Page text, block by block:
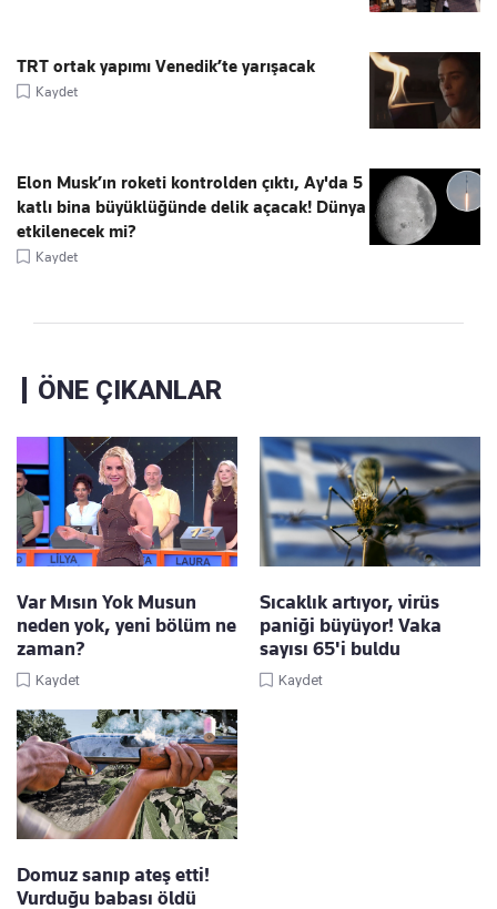
TRT ortak yapımı Venedik’te yarışacak
Kaydet
Elon Musk’ın roketi kontrolden çıktı, Ay'da 5
katlı bina büyüklüğünde delik açacak! Dünya
etkilenecek mi?
Kaydet
ÖNE ÇIKANLAR
Var Mısın Yok Musun
neden yok, yeni bölüm ne
zaman?
Kaydet
Sıcaklık artıyor, virüs
paniği büyüyor! Vaka
sayısı 65'i buldu
Kaydet
Domuz sanıp ateş etti!
Vurduğu babası öldü